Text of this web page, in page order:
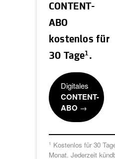
CONTENT-
ABO
kostenlos für
30 Tage1 .
Digitales
CONTENT-
ABO →
1 Kostenlos für 30
Monat. Jederzeit